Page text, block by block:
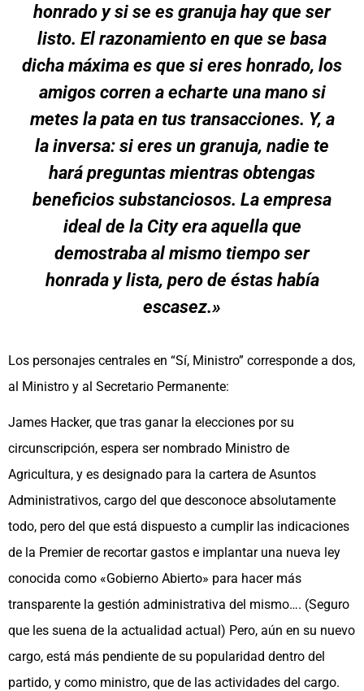
honrado y si se es granuja hay que ser
listo. El razonamiento en que se basa
dicha máxima es que si eres honrado, los
amigos corren a echarte una mano si
metes la pata en tus transacciones. Y, a
la inversa: si eres un granuja, nadie te
hará preguntas mientras obtengas
beneficios substanciosos. La empresa
ideal de la City era aquella que
demostraba al mismo tiempo ser
honrada y lista, pero de éstas había
escasez.»
Los personajes centrales en “Sí, Ministro” corresponde a dos,
al Ministro y al Secretario Permanente:
James Hacker, que tras ganar la elecciones por su
circunscripción, espera ser nombrado Ministro de
Agricultura, y es designado para la cartera de Asuntos
Administrativos, cargo del que desconoce absolutamente
todo, pero del que está dispuesto a cumplir las indicaciones
de la Premier de recortar gastos e implantar una nueva ley
conocida como «Gobierno Abierto» para hacer más
transparente la gestión administrativa del mismo…. (Seguro
que les suena de la actualidad actual) Pero, aún en su nuevo
cargo, está más pendiente de su popularidad dentro del
partido, y como ministro, que de las actividades del cargo.